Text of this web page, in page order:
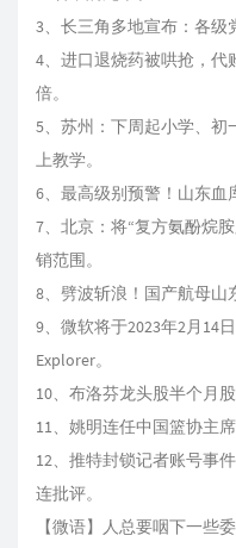
3、长三角多地宣布：各级
4、进口退烧药被哄抢，代
倍。
5、苏州：下周起小学、
上教学。
6、最高级别预警！山东血
7、北京：将“复方氨酚烷
销范围。
8、劈波斩浪！国产航母山
9、微软将于2023年2月14
Explorer。
10、布洛芬龙头股半个月股
11、姚明连任中国篮协主席
12、推特封锁记者账号事
连批评。
【微语】人总要咽下一些